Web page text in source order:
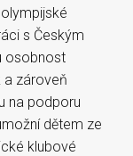
s Českým
osobnost
a zároveň
na podporu
dětem ze
klubové